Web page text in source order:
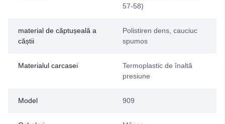
57-58)
material de căptușeală a
căștii
Polistiren dens, cauciuc
spumos
Materialul carcasei
Termoplastic de înaltă
presiune
Model 909